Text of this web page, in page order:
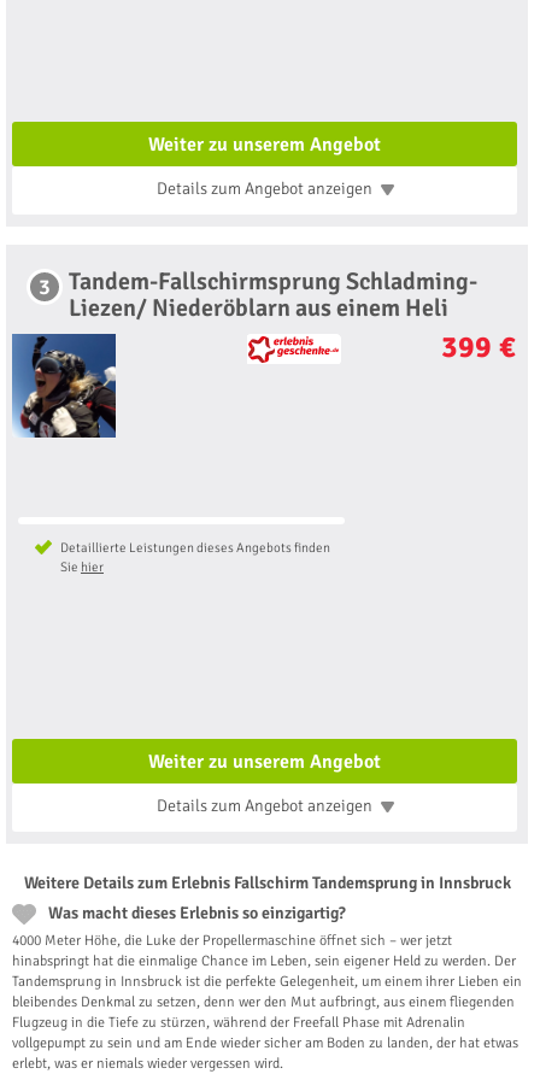
Weiter zu unserem Angebot
Details zum Angebotanzeigen
3
Tandem-Fallschirmsprung Schladming-
Liezen/ Niederöblarn aus einem Heli
399 €
Detaillierte Leistungen dieses Angebots finden
Sie hier
Weiter zu unserem Angebot
Details zum Angebotanzeigen
Weitere Details zum Erlebnis Fallschirm Tandemsprung in Innsbruck
Was macht dieses Erlebnis so einzigartig?
4000 Meter Höhe, die Luke der Propellermaschine öffnet sich – wer jetzt
hinabspringt hat die einmalige Chance im Leben, sein eigener Held zu werden. Der
Tandemsprung in Innsbruck ist die perfekte Gelegenheit, um einem ihrer Lieben ein
bleibendes Denkmal zu setzen, denn wer den Mut aufbringt, aus einem fliegenden
Flugzeug in die Tiefe zu stürzen, während der Freefall Phase mit Adrenalin
vollgepumpt zu sein und am Ende wieder sicher am Boden zu landen, der hat etwas
erlebt, was er niemals wieder vergessen wird.